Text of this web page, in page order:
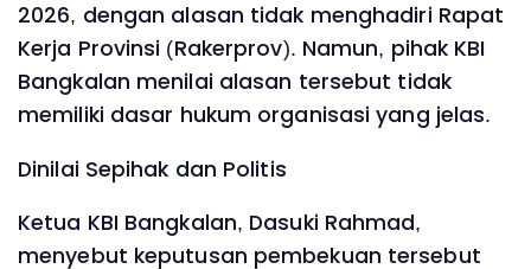
2026, dengan alasan tidak menghadiri Rapat
Kerja Provinsi (Rakerprov). Namun, pihak KBI
Bangkalan menilai alasan tersebut tidak
memiliki dasar hukum organisasi yang jelas.
Dinilai Sepihak dan Politis
Ketua KBI Bangkalan, Dasuki Rahmad,
menyebut keputusan pembekuan tersebut